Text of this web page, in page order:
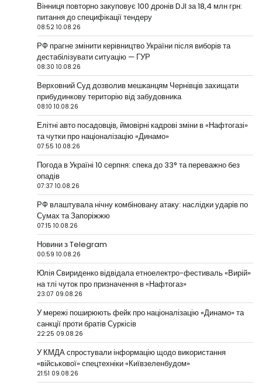
Вінниця повторно закуповує 100 дронів DJI за 18,4 млн грн:
питання до специфікації тендеру
08:52 10.08.26
РФ прагне змінити керівництво України після виборів та
дестабілізувати ситуацію — ГУР
08:30 10.08.26
Верховний Суд дозволив мешканцям Чернівців захищати
прибудинкову територію від забудовника
08:10 10.08.26
Елітні авто посадовців, ймовірні кадрові зміни в «Нафтогазі»
та чутки про націоналізацію «Динамо»
07:55 10.08.26
Погода в Україні 10 серпня: спека до 33° та переважно без
опадів
07:37 10.08.26
РФ влаштувала нічну комбіновану атаку: наслідки ударів по
Сумах та Запоріжжю
07:15 10.08.26
Новини з Telegram
00:59 10.08.26
Юлія Свириденко відвідала етноелектро-фестиваль «Вирій»
на тлі чуток про призначення в «Нафтогаз»
23:07 09.08.26
У мережі поширюють фейк про націоналізацію «Динамо» та
санкції проти братів Суркісів
22:25 09.08.26
У КМДА спростували інформацію щодо використання
«військової» спецтехніки «Київзеленбудом»
21:51 09.08.26